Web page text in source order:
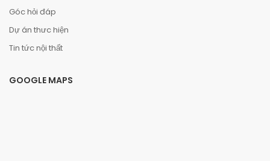
Góc hỏi đáp
Dự án thưc hiện
Tin tức nội thất
GOOGLE MAPS